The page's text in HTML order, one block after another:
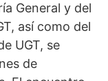
General y del
así como del
UGT, se
de